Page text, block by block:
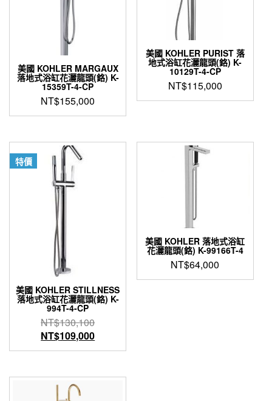
美國 KOHLER MARGAUX
落地式浴缸花灑龍頭(鉻) K-
15359T-4-CP
NT$155,000
美國 KOHLER PURIST 落
地式浴缸花灑龍頭(鉻) K-
10129T-4-CP
NT$115,000
特價
美國 KOHLER STILLNESS
落地式浴缸花灑龍頭(鉻) K-
994T-4-CP
NT$130,100原
始
價
NT$130,100。
NT$109,000目
前
格：
美國 KOHLER 落地式浴缸
花灑龍頭(鉻) K-99166T-4
NT$64,000